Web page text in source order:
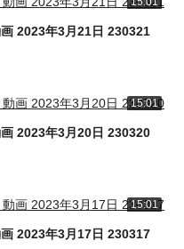
2023年3月21日 230321
15:01
2023年3月20日 230320
15:01
2023年3月17日 230317